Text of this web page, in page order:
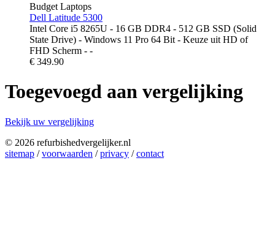
Budget Laptops
Dell Latitude 5300
Intel Core i5 8265U - 16 GB DDR4 - 512 GB SSD (Solid
State Drive) - Windows 11 Pro 64 Bit - Keuze uit HD of
FHD Scherm - -
€ 349.90
Toegevoegd aan vergelijking
Bekijk uw vergelijking
© 2026 refurbishedvergelijker.nl
sitemap /voorwaarden /privacy /contact